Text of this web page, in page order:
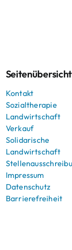
Seitenübersicht
Kontakt
Sozialtherapie
Landwirtschaft
Verkauf
Solidarische
Landwirtschaft
Impressum
Datenschutz
Barrierefreiheit